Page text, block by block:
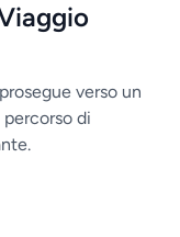
verso un
di